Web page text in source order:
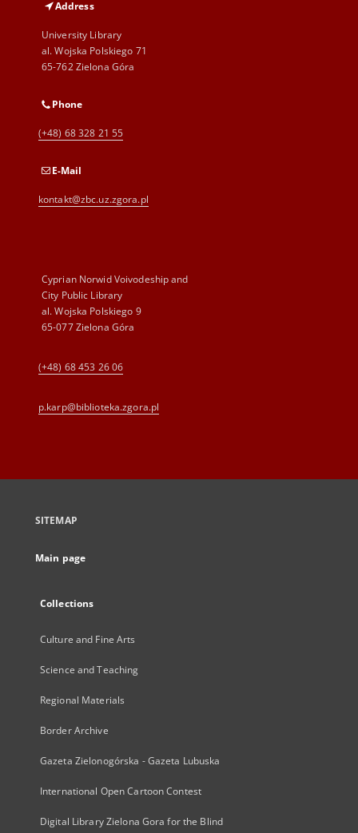
Address
University Library
al. Wojska Polskiego 71
65-762 Zielona Góra
Phone
(+48) 68 328 21 55
E-Mail
kontakt@zbc.uz.zgora.pl
Cyprian Norwid Voivodeship and
City Public Library
al. Wojska Polskiego 9
65-077 Zielona Góra
(+48) 68 453 26 06
p.karp@biblioteka.zgora.pl
SITEMAP
Main page
Collections
Culture and Fine Arts
Science and Teaching
Regional Materials
Border Archive
Gazeta Zielonogórska - Gazeta Lubuska
International Open Cartoon Contest
Digital Library Zielona Gora for the Blind